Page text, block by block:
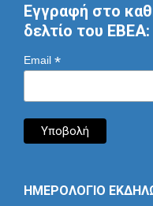
Εγγραφή στο
δελτίο του ΕΒΕΑ:
Email *
ΗΜΕΡΟΛΟΓΙΟ